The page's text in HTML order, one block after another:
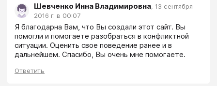
Шевченко Инна Владимировна, 13 сентября
2016 г. в 00:07
Я благодарна Вам, что Вы создали этот сайт. Вы
помогли и помогаете разобраться в конфликтной
ситуации. Оценить свое поведение ранее и в
дальнейшем. Спасибо, Вы очень мне помогаете.
Ответить